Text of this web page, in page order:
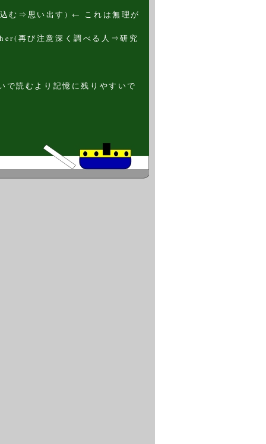
む⇒思い出す) ← これは無理が
再び注意深く調べる人⇒研究
で読むより記憶に残りやすいで